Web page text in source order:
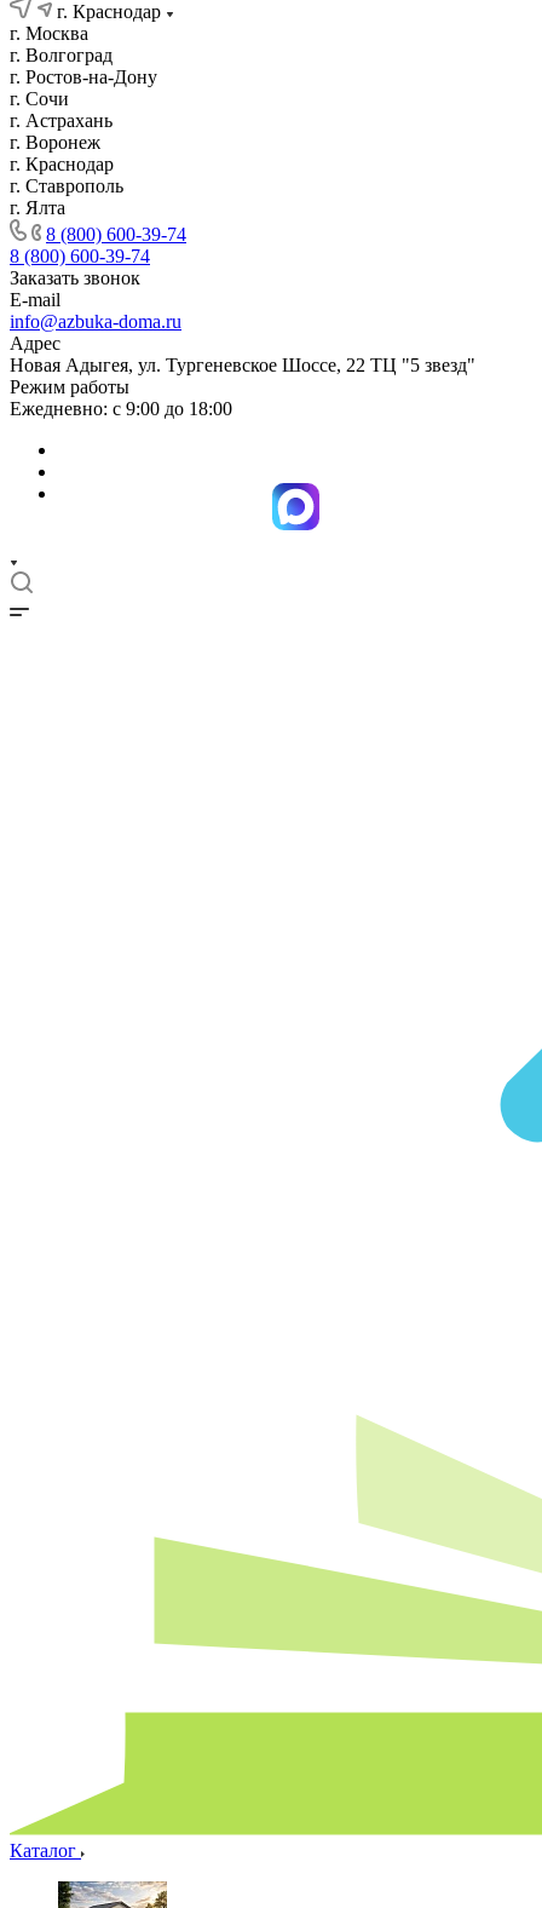
г. Краснодар
г. Москва
г. Волгоград
г. Ростов-на-Дону
г. Сочи
г. Астрахань
г. Воронеж
г. Краснодар
г. Ставрополь
г. Ялта
8 (800) 600-39-74
8 (800) 600-39-74
Заказать звонок
E-mail
info@azbuka-doma.ru
Адрес
Новая Адыгея, ул. Тургеневское Шоссе, 22 ТЦ "5 звезд"
Режим работы
Ежедневно: с 9:00 до 18:00
Каталог